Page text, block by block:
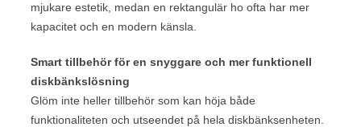
mjukare estetik, medan en rektangulär ho ofta har mer
kapacitet och en modern känsla.
Smart tillbehör för en snyggare och mer funktionell
diskbänkslösning
Glöm inte heller tillbehör som kan höja både
funktionaliteten och utseendet på hela diskbänksenheten.